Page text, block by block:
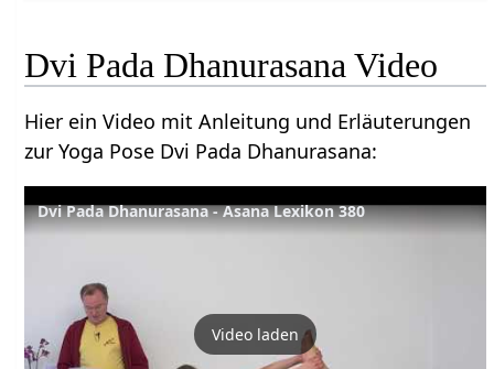
Dvi Pada Dhanurasana Video
Hier ein Video mit Anleitung und Erläuterungen
zur Yoga Pose Dvi Pada Dhanurasana:
Dvi Pada Dhanurasana - Asana Lexikon 380
Video laden